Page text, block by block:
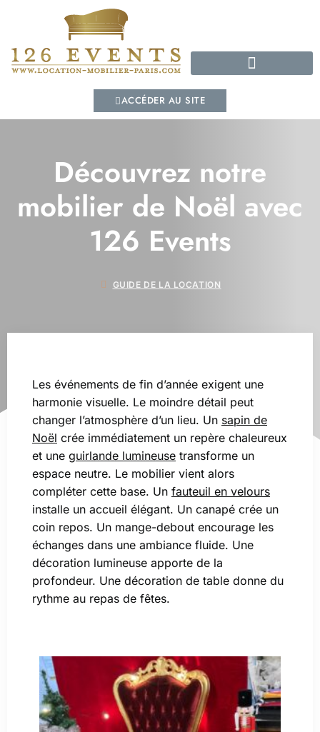
ACCÉDER AU SITE
Découvrez notre
mobilier de Noël avec
126 Events
GUIDE DE LA LOCATION
Les événements de fin d’année exigent une
harmonie visuelle. Le moindre détail peut
changer l’atmosphère d’un lieu. Un sapin de
Noël crée immédiatement un repère chaleureux
et une guirlande lumineuse transforme un
espace neutre. Le mobilier vient alors
compléter cette base. Un fauteuil en velours
installe un accueil élégant. Un canapé crée un
coin repos. Un mange-debout encourage les
échanges dans une ambiance fluide. Une
décoration lumineuse apporte de la
profondeur. Une décoration de table donne du
rythme au repas de fêtes.